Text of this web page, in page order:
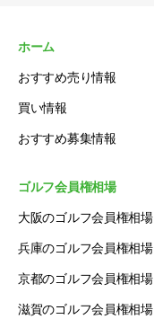
ホーム
おすすめ売り情報
買い情報
おすすめ募集情報
ゴルフ会員権相場
大阪のゴルフ会員権相場
兵庫のゴルフ会員権相場
京都のゴルフ会員権相場
滋賀のゴルフ会員権相場